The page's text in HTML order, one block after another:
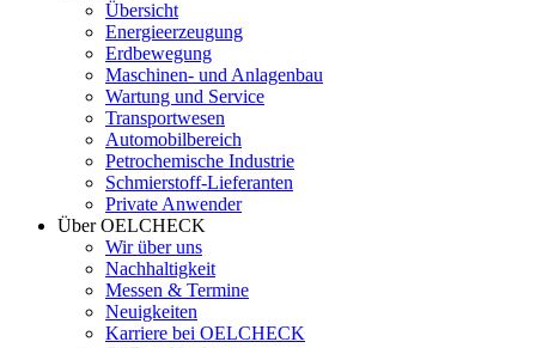
Übersicht
Energieerzeugung
Erdbewegung
Maschinen- und Anlagenbau
Wartung und Service
Transportwesen
Automobilbereich
Petrochemische Industrie
Schmierstoff-Lieferanten
Private Anwender
Über OELCHECK
Wir über uns
Nachhaltigkeit
Messen & Termine
Neuigkeiten
Karriere bei OELCHECK